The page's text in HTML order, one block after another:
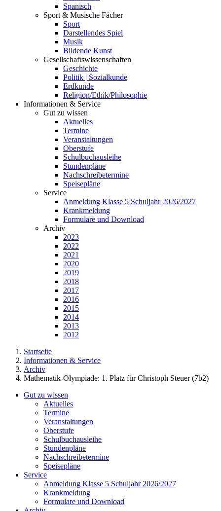
Spanisch
Sport & Musische Fächer
Sport
Darstellendes Spiel
Musik
Bildende Kunst
Gesellschaftswissenschaften
Geschichte
Politik | Sozialkunde
Erdkunde
Religion/Ethik/Philosophie
Informationen & Service
Gut zu wissen
Aktuelles
Termine
Veranstaltungen
Oberstufe
Schulbuchausleihe
Stundenpläne
Nachschreibetermine
Speisepläne
Service
Anmeldung Klasse 5 Schuljahr 2026/2027
Krankmeldung
Formulare und Download
Archiv
2023
2022
2021
2020
2019
2018
2017
2016
2015
2014
2013
2012
Startseite
Informationen & Service
Archiv
Mathematik-Olympiade: 1. Platz für Christoph Steuer (7b2)
Gut zu wissen
Aktuelles
Termine
Veranstaltungen
Oberstufe
Schulbuchausleihe
Stundenpläne
Nachschreibetermine
Speisepläne
Service
Anmeldung Klasse 5 Schuljahr 2026/2027
Krankmeldung
Formulare und Download